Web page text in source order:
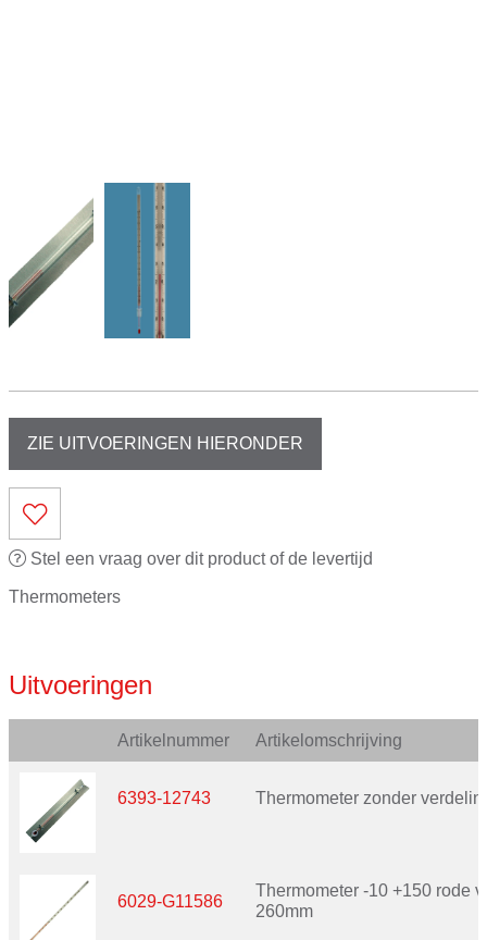
ZIE UITVOERINGEN HIERONDER
Stel een vraag over dit product of de levertijd
Thermometers
Uitvoeringen
Artikelnummer Artikelomschrijving
6393-12743 Thermometer zonder
6029-G11586
Thermometer -10 +150 rode
260mm